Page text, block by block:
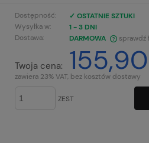
Dostępność:
✓ OSTATNIE SZTUKI
Wysyłka w:
1 - 3 DNI
Dostawa:
DARMOWA
EWENTUALNYCH
Twoja cena: 155,90
zawiera 23% VAT, bez kosztów dostawy
ZEST